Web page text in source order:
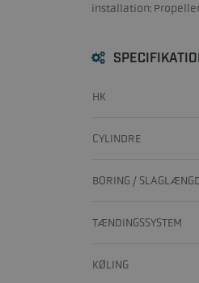
installation:
HK
CYLINDRE
BORING /
TÆNDINGSSYSTEM
KØLING